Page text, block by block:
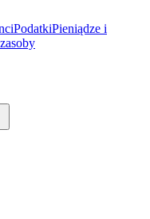
PodatkiPieniądze i